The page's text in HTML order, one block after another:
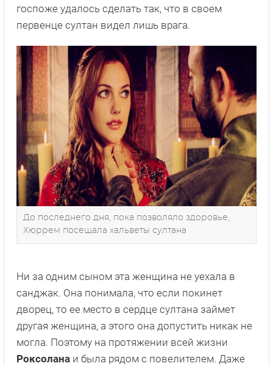
госпоже удалось сделать так, что в своем
первенце султан видел лишь врага.
До последнего дня, пока позволяло здоровье,
Хюррем посещала хальветы султана
Ни за одним сыном эта женщина не уехала в
санджак. Она понимала, что если покинет
дворец, то ее место в сердце султана займет
другая женщина, а этого она допустить никак не
могла. Поэтому на протяжении всей жизни
Роксолана и была рядом с повелителем. Даже